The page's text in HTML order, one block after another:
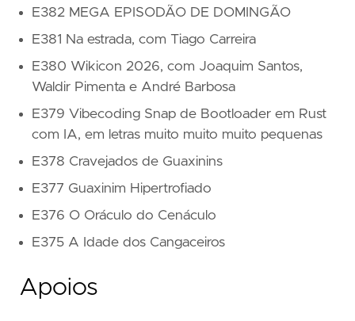
E382 MEGA EPISODÃO DE DOMINGÃO
E381 Na estrada, com Tiago Carreira
E380 Wikicon 2026, com Joaquim Santos,
Waldir Pimenta e André Barbosa
E379 Vibecoding Snap de Bootloader em Rust
com IA, em letras muito muito muito pequenas
E378 Cravejados de Guaxinins
E377 Guaxinim Hipertrofiado
E376 O Oráculo do Cenáculo
E375 A Idade dos Cangaceiros
Apoios